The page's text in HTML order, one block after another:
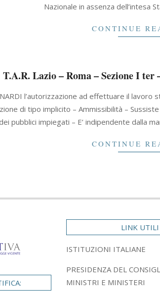
Nazionale in assenza dell’intesa
CONTINUE
T.A.R. Lazio – Roma – Sezione I ter
l’autorizzazione ad effettuare il
di tipo implicito – Ammissibilità –
pubblici impiegati – E’ indipendente dalla
CONTINUE
LINK UTILI
ISTITUZIONI ITALIANE
PRESIDENZA DEL
MINISTRI E MINISTERI